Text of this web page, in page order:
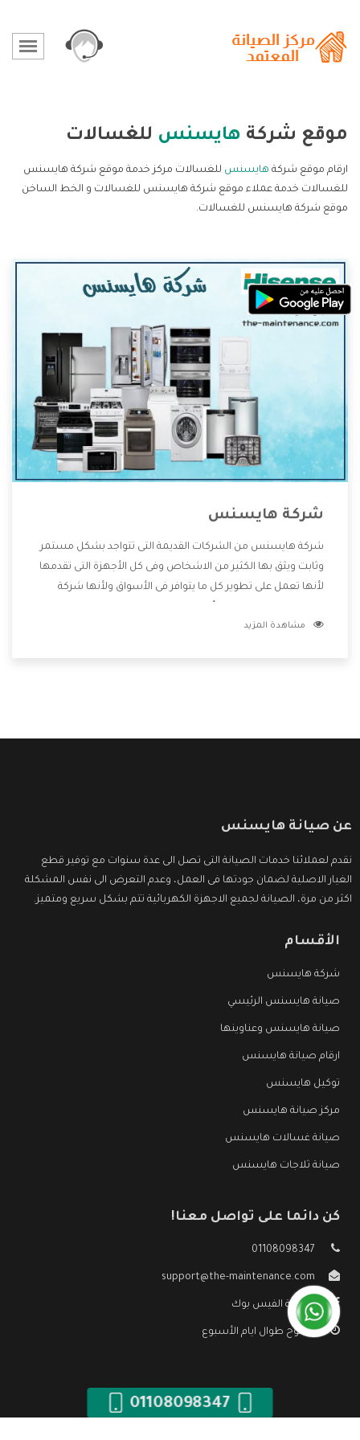
موقع شركة هايسنس للغسالات
ارقام موقع شركة هايسنس للغسالات مركز خدمة موقع شركة هايسنس
للغسالات خدمة عملاء موقع شركة هايسنس للغسالات و الخط الساخن
موقع شركة هايسنس للغسالات.
شركة هايسنس
شركة هايسنس من الشركات القديمة التى تتواجد بشكل مستمر
وثابت ويثق بها الكثير من الاشخاص وفى كل الأجهزة التى تقدمها
لأنها تعمل على تطوير كل ما يتوافر فى الأسواق ولأنها شركة
وتقدم للعملاء أقوى العروض والخصومات التى تسهل على
مشاهدة المزيد
عن صيانة هايسنس
نقدم لعملائنا خدمات الصيانة التى تصل الى عدة سنوات مع توفير قطع
الغيار الاصلية لضمان جودتها فى العمل، وعدم التعرض الى نفس المشكلة
اكثر من مرة، الصيانة لجميع الاجهزة الكهربائية تتم بشكل سريع ومتميز.
الأقسام
شركة هايسنس
صيانة هايسنس الرئيسي
صيانة هايسنس وعناوينها
ارقام صيانة هايسنس
توكيل هايسنس
مركز صيانة هايسنس
صيانة غسالات هايسنس
صيانة ثلاجات هايسنس
كن دائما على تواصل معنا!
01108098347
support@the-maintenance.com
صفحة الفيس بوك
مفتوح طوال ايام الأسبوع
01108098347